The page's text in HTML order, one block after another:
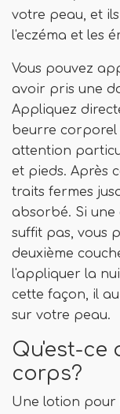
votre peau, et
l'eczéma et les
Vous pouvez
avoir pris une
Appliquez
beurre corporel
attention
et pieds. Après
traits fermes
absorbé. Si
suffit pas, vous
deuxième
l'appliquer la
cette façon, il
sur votre peau.
Qu'est-ce
corps?
Une lotion pour